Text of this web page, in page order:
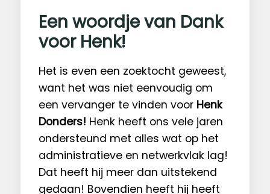
Een woordje van Dank
voor Henk!
Het is even een zoektocht geweest,
want het was niet eenvoudig om
een vervanger te vinden voor Henk
Donders! Henk heeft ons vele jaren
ondersteund met alles wat op het
administratieve en netwerkvlak lag!
Dat heeft hij meer dan uitstekend
gedaan! Bovendien heeft hij heeft